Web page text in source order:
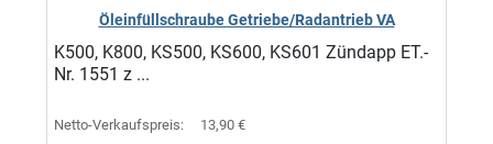
Öleinfüllschraube Getriebe/Radantrieb VA
K500, K800, KS500, KS600, KS601 Zündapp ET.-
Nr. 1551 z ...
Netto-Verkaufspreis: 13,90 €